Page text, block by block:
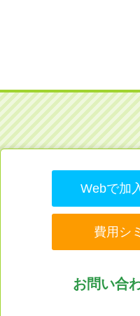
Webで加
費用シ
お問い合